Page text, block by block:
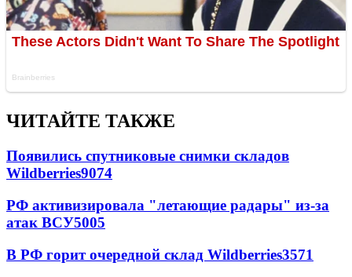
ЧИТАЙТЕ ТАКЖЕ
Появились спутниковые снимки складов
Wildberries9074
РФ активизировала "летающие радары" из-за
атак ВСУ5005
В РФ горит очередной склад Wildberries3571